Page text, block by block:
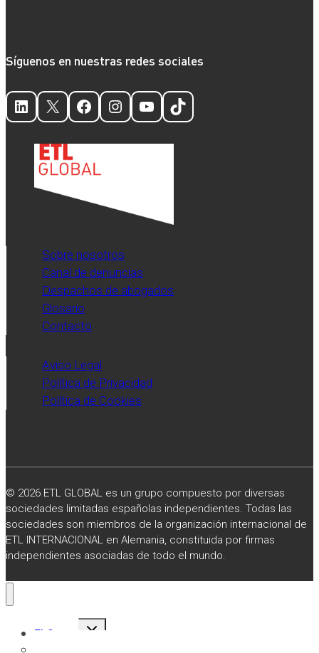
Síguenos en nuestras redes sociales
LinkedIn
X Facebook
Instagram
YouTube
TikTok
Sobre nosotros
Canal de denuncias
Despachos de abogados
Glosario
Contacto
Aviso Legal
Política de Privacidad
Política de Cookies
© 2026 ETL GLOBAL es un grupo compuesto por diversas
sociedades limitadas españolas independientes. Todas las
sociedades son miembros de la organización internacional de
ETL INTERNACIONAL en Alemania, constituida por firmas
independientes asociadas de todo el mundo.
El Grupo
Alternar